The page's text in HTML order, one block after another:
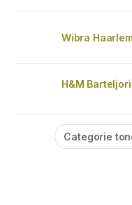
Wibra
H&M
Categorie